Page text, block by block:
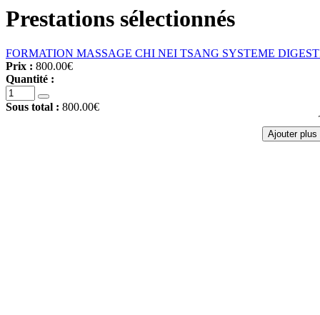
Prestations sélectionnés
FORMATION MASSAGE CHI NEI TSANG SYSTEME
Prix : 800.00€
Quantité :
Sous total : 800.00€
Ajouter plus